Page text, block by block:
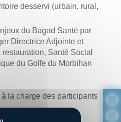
desservi (urbain, rural,
du Bagad Santé par
Directrice Adjointe et
Santé Social
du Golfe du Morbihan
la charge des participants
: